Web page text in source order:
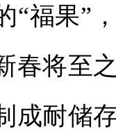
“福果”
春将至
成耐储